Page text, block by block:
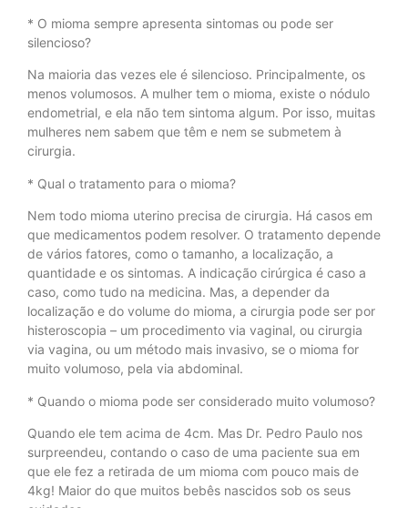
* O mioma sempre apresenta sintomas ou pode ser
silencioso?
Na maioria das vezes ele é silencioso. Principalmente, os
menos volumosos. A mulher tem o mioma, existe o nódulo
endometrial, e ela não tem sintoma algum. Por isso, muitas
mulheres nem sabem que têm e nem se submetem à
cirurgia.
* Qual o tratamento para o mioma?
Nem todo mioma uterino precisa de cirurgia. Há casos em
que medicamentos podem resolver. O tratamento depende
de vários fatores, como o tamanho, a localização, a
quantidade e os sintomas. A indicação cirúrgica é caso a
caso, como tudo na medicina. Mas, a depender da
localização e do volume do mioma, a cirurgia pode ser por
histeroscopia – um procedimento via vaginal, ou cirurgia
via vagina, ou um método mais invasivo, se o mioma for
muito volumoso, pela via abdominal.
* Quando o mioma pode ser considerado muito volumoso?
Quando ele tem acima de 4cm. Mas Dr. Pedro Paulo nos
surpreendeu, contando o caso de uma paciente sua em
que ele fez a retirada de um mioma com pouco mais de
4kg! Maior do que muitos bebês nascidos sob os seus